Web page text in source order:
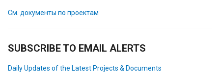
См. документы по проектам
SUBSCRIBE TO EMAIL ALERTS
Daily Updates of the Latest Projects & Documents